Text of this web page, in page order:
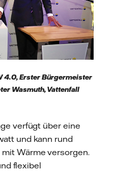
4.0, Erster Bürgermeister
Wasmuth, Vattenfall
verfügt über eine
und kann rund
Wärme versorgen.
flexibel